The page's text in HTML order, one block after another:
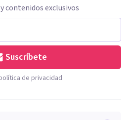
contenidos exclusivos
Suscríbete
de privacidad